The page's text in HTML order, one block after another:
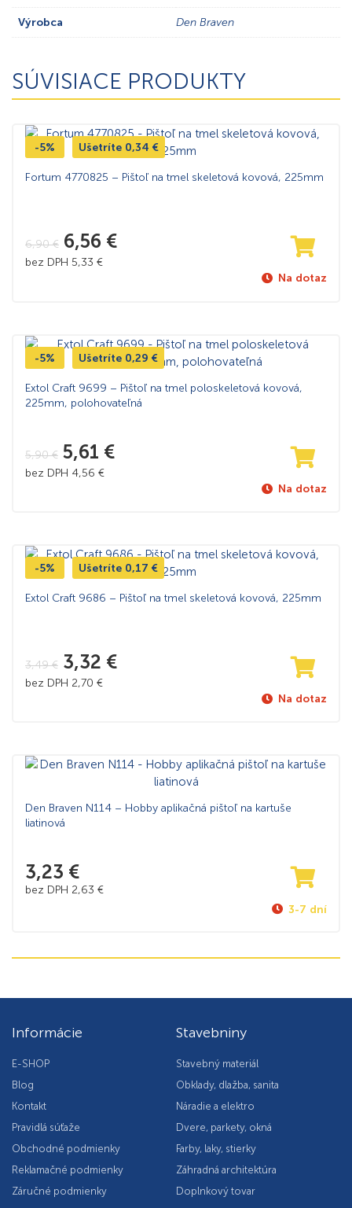
Výrobca Den Braven
SÚVISIACE PRODUKTY
-5% Ušetríte 0,34 €
Fortum 4770825 – Pištoľ na tmel skeletová kovová, 225mm
6,90€ 6,56 €
bez DPH 5,33 €
Na dotaz
-5% Ušetríte 0,29 €
Extol Craft 9699 – Pištoľ na tmel poloskeletová kovová,
225mm, polohovateľná
5,90€ 5,61 €
bez DPH 4,56 €
Na dotaz
-5% Ušetríte 0,17 €
Extol Craft 9686 – Pištoľ na tmel skeletová kovová, 225mm
3,49€ 3,32 €
bez DPH 2,70 €
Na dotaz
Den Braven N114 – Hobby aplikačná pištoľ na kartuše
liatinová
3,23 €
bez DPH 2,63 €
3-7 dní
Informácie
E-SHOP
Blog
Kontakt
Pravidlá súťaže
Obchodné podmienky
Reklamačné podmienky
Záručné podmienky
Stavebniny
Stavebný materiál
Obklady, dlažba, sanita
Náradie a elektro
Dvere, parkety, okná
Farby, laky, stierky
Záhradná architektúra
Doplnkový tovar